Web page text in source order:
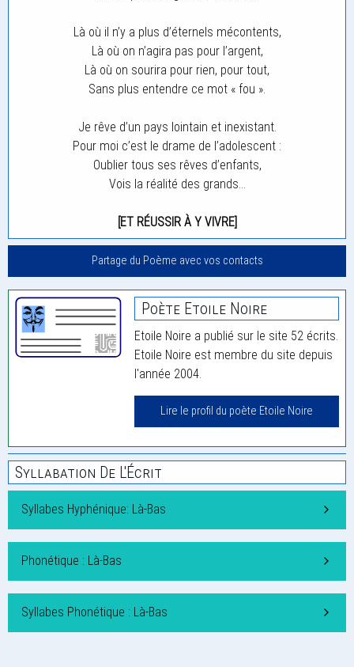
Là où il n’y a plus d’éternels mécontents,
Là où on n’agira pas pour l’argent,
Là où on sourira pour rien, pour tout,
Sans plus entendre ce mot « fou ».
Je rêve d’un pays lointain et inexistant.
Pour moi c’est le drame de l’adolescent :
Oublier tous ses rêves d’enfants,
Vois la réalité des grands…
[ET RÉUSSIR À Y VIVRE]
Partage du Poème avec vos contacts
Poète Etoile Noire
Etoile Noire a publié sur le site 52 écrits.
Etoile Noire est membre du site depuis
l'année 2004.
Lire le profil du poète Etoile Noire
Syllabation De L'Écrit
Syllabes Hyphénique: Là-Bas
Phonétique : Là-Bas
Syllabes Phonétique : Là-Bas